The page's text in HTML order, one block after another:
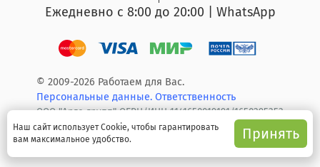
Ежедневно с 8:00 до 20:00 | WhatsApp
© 2009-2026 Работаем для Вас.
Персональные данные. Ответственность
ООО "Арго групп" ОГРН/ИНН 1141650019191/1650295353
Наш сайт использует Cookie, чтобы гарантировать
вам максимальное удобство.
Принять